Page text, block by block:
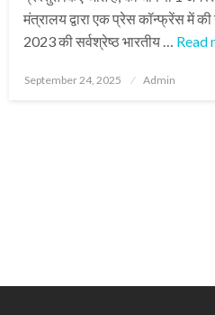
मंत्रालय द्वारा एक प्रेस कॉन्फ्रेंस में की
2023 की सर्वश्रेष्ठ भारतीय … Read
Posted
September 24, 2025 Admin